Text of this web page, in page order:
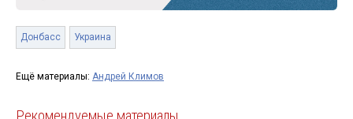
Донбасс Украина
Ещё материалы: Андрей Климов